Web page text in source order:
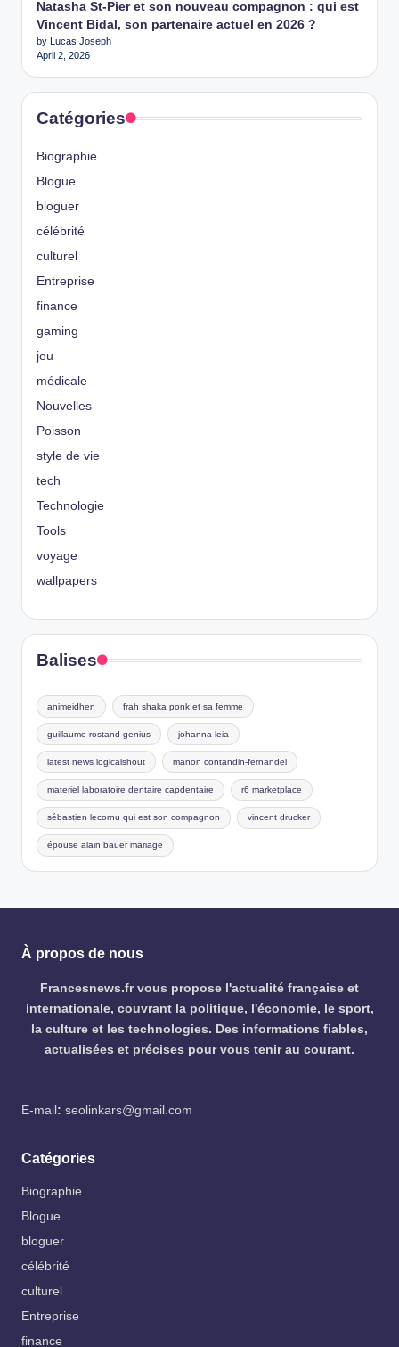
Natasha St-Pier et son nouveau compagnon : qui est
Vincent Bidal, son partenaire actuel en 2026 ?
by Lucas Joseph
April 2, 2026
Catégories
Biographie
Blogue
bloguer
célébrité
culturel
Entreprise
finance
gaming
jeu
médicale
Nouvelles
Poisson
style de vie
tech
Technologie
Tools
voyage
wallpapers
Balises
animeidhen frah shaka ponk et sa femme
guillaume rostand genius johanna leia
latest news logicalshout manon contandin-fernandel
materiel laboratoire dentaire capdentaire r6 marketplace
sébastien lecornu qui est son compagnon vincent drucker
épouse alain bauer mariage
À propos de nous
Francesnews.fr vous propose l'actualité française et
internationale, couvrant la politique, l'économie, le sport,
la culture et les technologies. Des informations fiables,
actualisées et précises pour vous tenir au courant.
E-mail: seolinkars@gmail.com
Catégories
Biographie
Blogue
bloguer
célébrité
culturel
Entreprise
finance